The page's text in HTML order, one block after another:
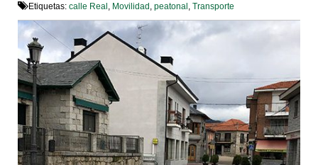
Etiquetas: calle Real Movilidad peatonal Transporte